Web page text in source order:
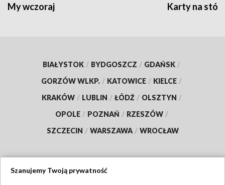
My wczoraj Karty na
BIAŁYSTOK / BYDGOSZCZ / GDAŃSK /
GORZÓW WLKP. / KATOWICE / KIELCE /
KRAKÓW / LUBLIN / ŁÓDŹ / OLSZTYN /
OPOLE / POZNAŃ / RZESZÓW /
SZCZECIN / WARSZAWA / WROCŁAW
Szanujemy Twoją prywatność